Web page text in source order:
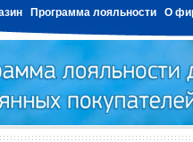
Программа лояльности О